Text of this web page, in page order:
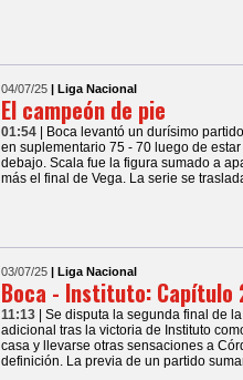
04/07/25 | Liga Nacional
El campeón de pie
01:54
| Boca levantó un durísimo
en suplementario 75 - 70 luego de
debajo. Scala fue la figura sumado a
más el final de Vega. La serie se
03/07/25 | Liga Nacional
Boca - Instituto: Capítulo
11:13
| Se disputa la segunda final de
adicional tras la victoria de Instituto
casa y llevarse otras sensaciones a
definición. La previa de un partido